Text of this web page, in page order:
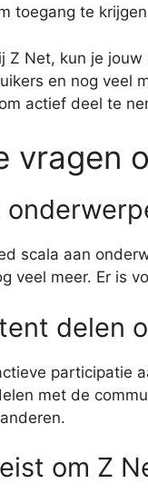
toegang te
Z Net, kun je
en nog veel
actief deel te
vragen
scala aan
veel meer. Er is
delen
participatie
met de
om Z